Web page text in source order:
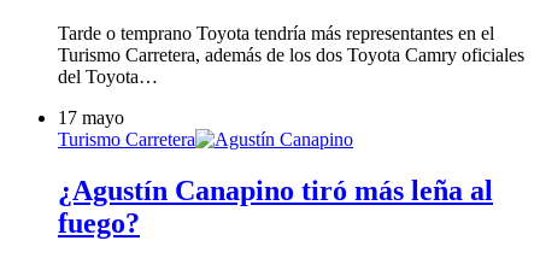
Tarde o temprano Toyota tendría más representantes en el
Turismo Carretera, además de los dos Toyota Camry oficiales
del Toyota…
17 mayo
Turismo Carretera
¿Agustín Canapino tiró más leña al
fuego?